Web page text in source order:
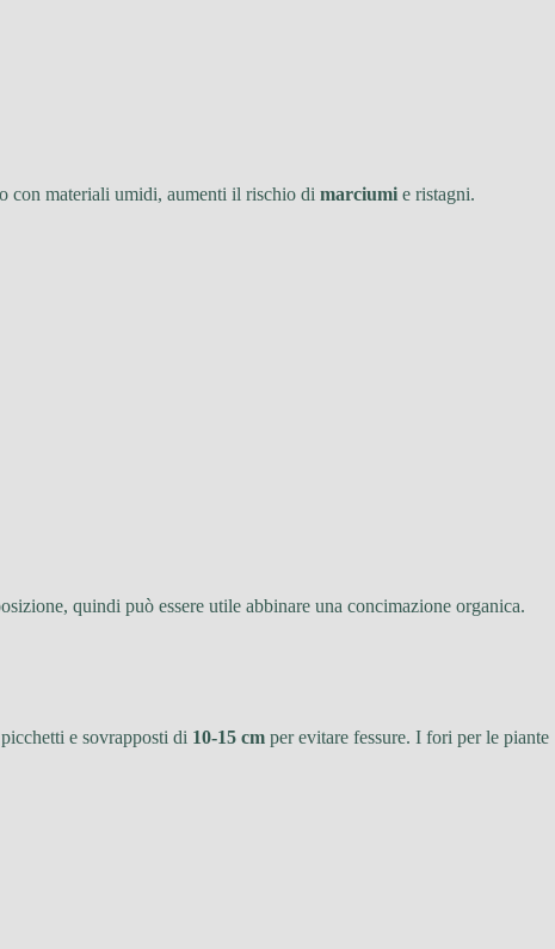
con materiali umidi, aumenti il rischio di marciumi e ristagni.
quindi può essere utile abbinare una concimazione organica.
e sovrapposti di 10-15 cm per evitare fessure. I fori per le piante